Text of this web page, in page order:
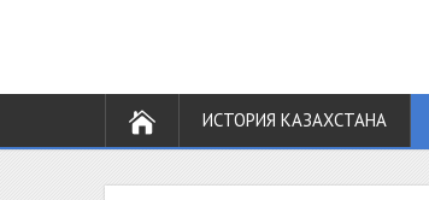
ИСТОРИЯ КАЗАХСТАНА